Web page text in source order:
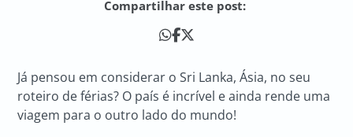
Compartilhar este post:
Já pensou em considerar o Sri Lanka, Ásia, no seu
roteiro de férias? O país é incrível e ainda rende uma
viagem para o outro lado do mundo!